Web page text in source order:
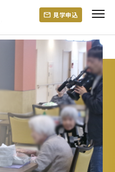
見学申込